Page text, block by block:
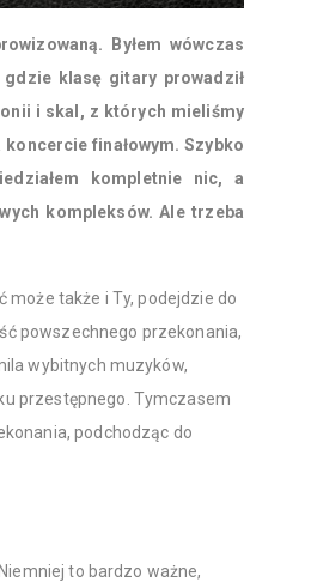
Byłem wówczas
klasę gitary prowadził
i skal, z których mieliśmy
finałowym. Szybko
kompletnie nic, a
kompleksów. Ale trzeba
może także i Ty, podejdzie do
powszechnego przekonania,
wybitnych muzyków,
przestępnego. Tymczasem
podchodząc do
to bardzo ważne,